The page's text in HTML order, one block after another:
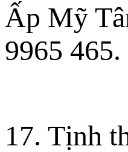
Ấp Mỹ
9965 465.
17. Tịnh